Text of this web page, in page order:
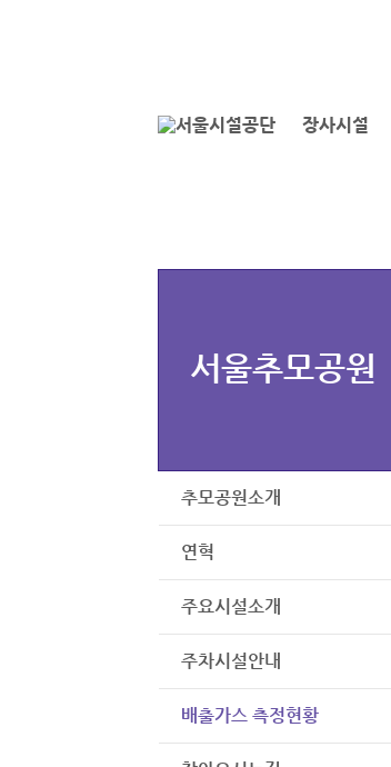
장사시설
서울추모공원
추모공원소개
연혁
주요시설소개
주차시설안내
배출가스 측정현황